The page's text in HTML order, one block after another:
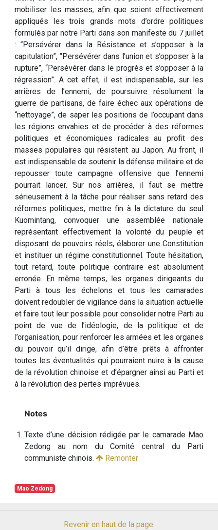
mobiliser les masses, afin que soient effectivement
appliqués les trois grands mots d’ordre politiques
formulés par notre Parti dans son manifeste du 7 juillet
: “Persévérer dans la Résistance et s’opposer à la
capitulation”, “Persévérer dans l’union et s’opposer à la
rupture”, “Persévérer dans le progrès et s’opposer à la
régression”. A cet effet, il est indispensable, sur les
arrières de l’ennemi, de poursuivre résolument la
guerre de partisans, de faire échec aux opérations de
“nettoyage”, de saper les positions de l’occupant dans
les régions envahies et de procéder à des réformes
politiques et économiques radicales au profit des
masses populaires qui résistent au Japon. Au front, il
est indispensable de soutenir la défense militaire et de
repousser toute campagne offensive que l’ennemi
pourrait lancer. Sur nos arrières, il faut se mettre
sérieusement à la tâche pour réaliser sans retard des
réformes politiques, mettre fin à la dictature du seul
Kuomintang, convoquer une assemblée nationale
représentant effectivement la volonté du peuple et
disposant de pouvoirs réels, élaborer une Constitution
et instituer un régime constitutionnel. Toute hésitation,
tout retard, toute politique contraire est absolument
erronée. En même temps, les organes dirigeants du
Parti à tous les échelons et tous les camarades
doivent redoubler de vigilance dans la situation actuelle
et faire tout leur possible pour consolider notre Parti au
point de vue de l’idéologie, de la politique et de
l’organisation, pour renforcer les armées et les organes
du pouvoir qu’il dirige, afin d’être prêts à affronter
toutes les éventualités qui pourraient nuire à la cause
de la révolution chinoise et d’épargner ainsi au Parti et
à la révolution des pertes imprévues.
Texte d’une décision rédigée par le camarade Mao
Zedong au nom du Comité central du Parti
communiste chinois.
Remonter
Mao Zedong
Revenir en haut de la page.